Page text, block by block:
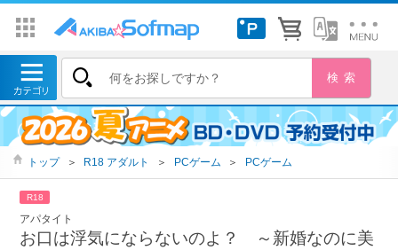
トップ ＞ R18 アダルト ＞ PCゲーム ＞ PCゲーム
R18
アパタイト
お口は浮気にならないのよ？ ～新婚なのに美